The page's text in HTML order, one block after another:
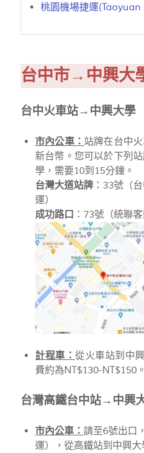
桃園機場捷運
台中市→中興大
台中火車站→中興大學
市內公車： 站牌在台中
新台幣。您可以於下列
學，需要10到15分鐘。
台灣大道站牌 ：33號（
運）
成功路口 ：73號（統聯客
計程車：從火車站到中
費約為NT$130-NT$150。
台灣高鐵台中站→中興
市內公車： 請至6號出口
運），從高鐵站到中興大